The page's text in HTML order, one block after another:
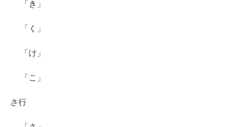
「き」
「く」
「け」
「こ」
さ行